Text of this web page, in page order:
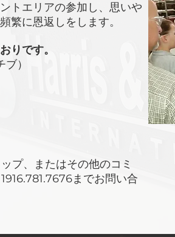
トエリアの参加し、思いや
繁に恩返しをします。
りです。
）
プ、またはその他のコミ
までお問い合